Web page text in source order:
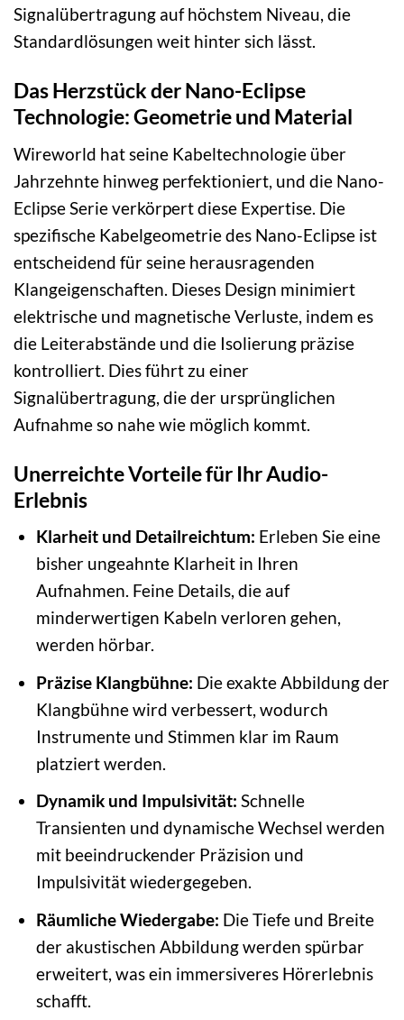
Signalübertragung auf höchstem Niveau, die
Standardlösungen weit hinter sich lässt.
Das Herzstück der Nano-Eclipse
Technologie: Geometrie und Material
Wireworld hat seine Kabeltechnologie über
Jahrzehnte hinweg perfektioniert, und die Nano-
Eclipse Serie verkörpert diese Expertise. Die
spezifische Kabelgeometrie des Nano-Eclipse ist
entscheidend für seine herausragenden
Klangeigenschaften. Dieses Design minimiert
elektrische und magnetische Verluste, indem es
die Leiterabstände und die Isolierung präzise
kontrolliert. Dies führt zu einer
Signalübertragung, die der ursprünglichen
Aufnahme so nahe wie möglich kommt.
Unerreichte Vorteile für Ihr Audio-
Erlebnis
Klarheit und Detailreichtum: Erleben Sie eine
bisher ungeahnte Klarheit in Ihren
Aufnahmen. Feine Details, die auf
minderwertigen Kabeln verloren gehen,
werden hörbar.
Präzise Klangbühne: Die exakte Abbildung der
Klangbühne wird verbessert, wodurch
Instrumente und Stimmen klar im Raum
platziert werden.
Dynamik und Impulsivität: Schnelle
Transienten und dynamische Wechsel werden
mit beeindruckender Präzision und
Impulsivität wiedergegeben.
Räumliche Wiedergabe: Die Tiefe und Breite
der akustischen Abbildung werden spürbar
erweitert, was ein immersiveres Hörerlebnis
schafft.